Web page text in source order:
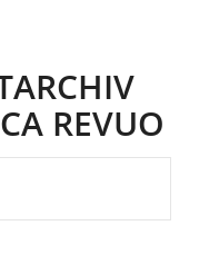
REVUO